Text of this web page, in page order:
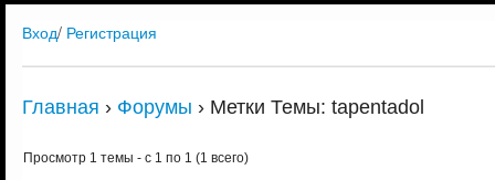
Вход/ Регистрация
Главная › Форумы › Метки Темы: tapentadol
Просмотр 1 темы - с 1 по 1 (1 всего)